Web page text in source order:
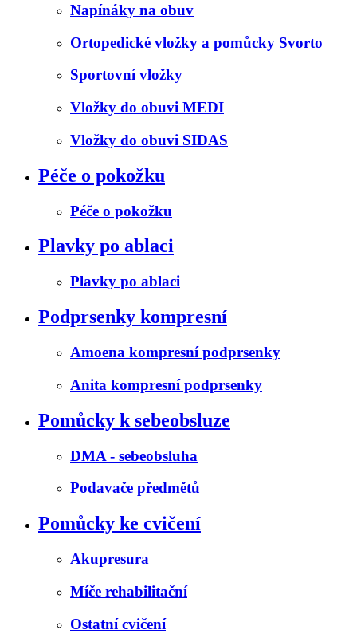
Napínáky na obuv
Ortopedické vložky a pomůcky Svorto
Sportovní vložky
Vložky do obuvi MEDI
Vložky do obuvi SIDAS
Péče o pokožku
Péče o pokožku
Plavky po ablaci
Plavky po ablaci
Podprsenky kompresní
Amoena kompresní podprsenky
Anita kompresní podprsenky
Pomůcky k sebeobsluze
DMA - sebeobsluha
Podavače předmětů
Pomůcky ke cvičení
Akupresura
Míče rehabilitační
Ostatní cvičení